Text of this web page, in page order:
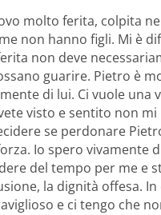
molto ferita, colpita
non hanno figli. Mi è
non deve
guarire. Pietro è
di lui. Ci vuole una
visto e sentito non mi
se perdonare
Io spero
del tempo per me e
la dignità offesa.
e ci tengo che